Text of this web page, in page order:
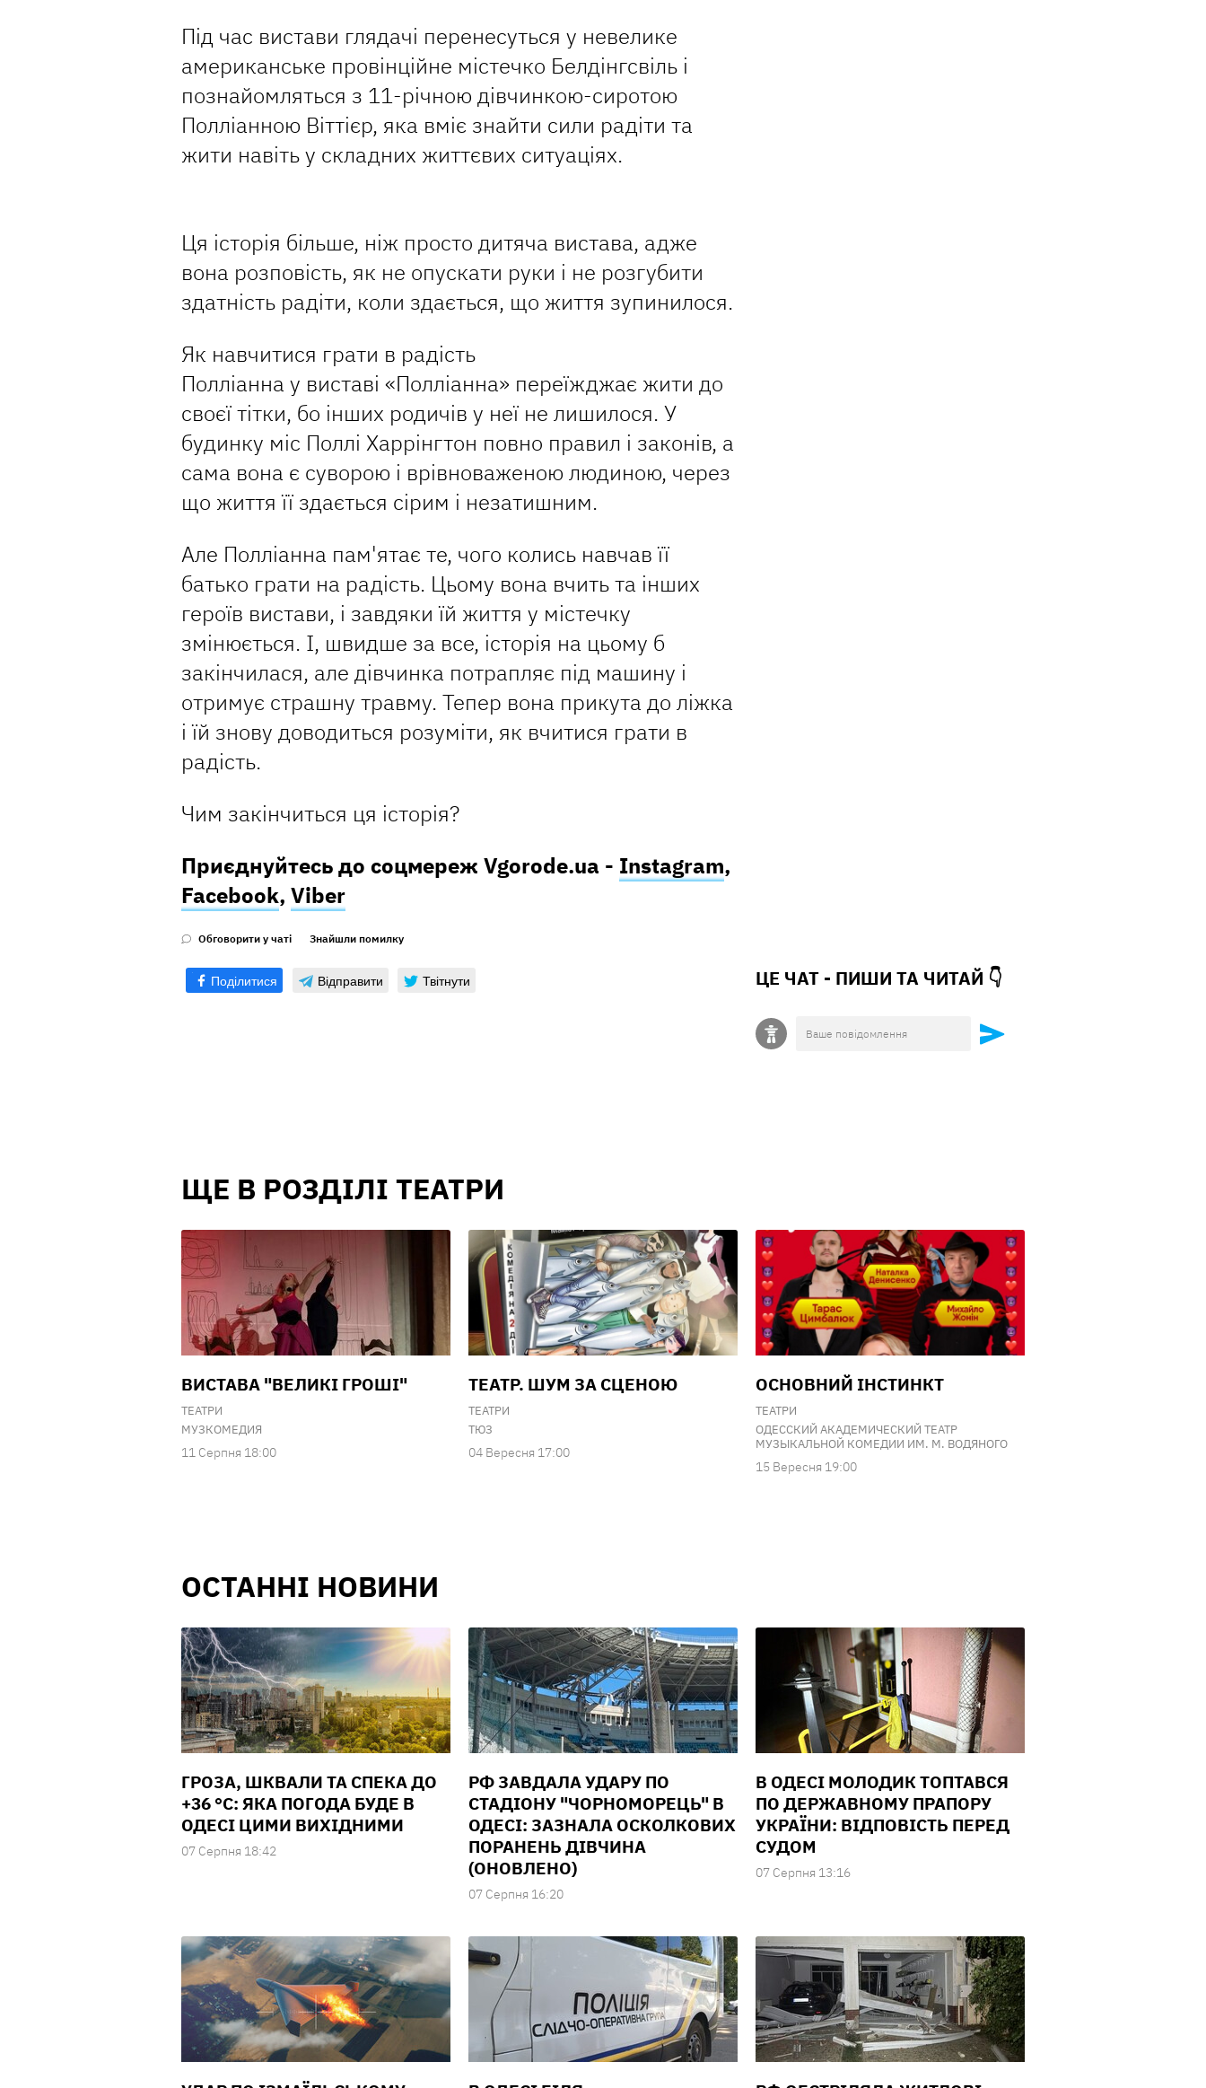
Під час вистави глядачі перенесуться у невелике
американське провінційне містечко Белдінгсвіль і
познайомляться з 11-річною дівчинкою-сиротою
Полліанною Віттієр, яка вміє знайти сили радіти та
жити навіть у складних життєвих ситуаціях.
Ця історія більше, ніж просто дитяча вистава, адже
вона розповість, як не опускати руки і не розгубити
здатність радіти, коли здається, що життя зупинилося.
Як навчитися грати в радість
Полліанна у виставі «Полліанна» переїжджає жити до
своєї тітки, бо інших родичів у неї не лишилося. У
будинку міс Поллі Харрінгтон повно правил і законів, а
сама вона є суворою і врівноваженою людиною, через
що життя її здається сірим і незатишним.
Але Полліанна пам'ятає те, чого колись навчав її
батько грати на радість. Цьому вона вчить та інших
героїв вистави, і завдяки їй життя у містечку
змінюється. І, швидше за все, історія на цьому б
закінчилася, але дівчинка потрапляє під машину і
отримує страшну травму. Тепер вона прикута до ліжка
і їй знову доводиться розуміти, як вчитися грати в
радість.
Чим закінчиться ця історія?
Приєднуйтесь до соцмереж Vgorode.ua - Instagram,
Facebook, Viber
Обговорити у чаті Знайшли помилку
Поділитися Відправити Твітнути ЦЕ ЧАТ - ПИШИ ТА ЧИТАЙ 👇
ЩЕ В РОЗДІЛІ ТЕАТРИ
ВИСТАВА "ВЕЛИКІ ГРОШІ"
ТЕАТРИ
МУЗКОМЕДИЯ
11 Серпня 18:00
ТЕАТР. ШУМ ЗА СЦЕНОЮ
ТЕАТРИ
ТЮЗ
04 Вересня 17:00
ОСНОВНИЙ ІНСТИНКТ
ТЕАТРИ
ОДЕССКИЙ АКАДЕМИЧЕСКИЙ ТЕАТР
МУЗЫКАЛЬНОЙ КОМЕДИИ ИМ. М. ВОДЯНОГО
15 Вересня 19:00
ОСТАННІ НОВИНИ
ГРОЗА, ШКВАЛИ ТА СПЕКА ДО
+36 °С: ЯКА ПОГОДА БУДЕ В
ОДЕСІ ЦИМИ ВИХІДНИМИ
07 Серпня 18:42
РФ ЗАВДАЛА УДАРУ ПО
СТАДІОНУ "ЧОРНОМОРЕЦЬ" В
ОДЕСІ: ЗАЗНАЛА ОСКОЛКОВИХ
ПОРАНЕНЬ ДІВЧИНА
(ОНОВЛЕНО)
07 Серпня 16:20
В ОДЕСІ МОЛОДИК ТОПТАВСЯ
ПО ДЕРЖАВНОМУ ПРАПОРУ
УКРАЇНИ: ВІДПОВІСТЬ ПЕРЕД
СУДОМ
07 Серпня 13:16